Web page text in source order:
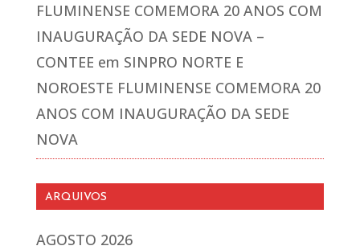
FLUMINENSE COMEMORA 20 ANOS COM
INAUGURAÇÃO DA SEDE NOVA –
CONTEE em SINPRO NORTE E
NOROESTE FLUMINENSE COMEMORA 20
ANOS COM INAUGURAÇÃO DA SEDE
NOVA
ARQUIVOS
AGOSTO 2026